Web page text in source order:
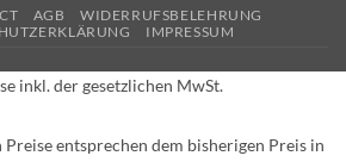
Delivery
AGB
WIDERRUFSBELEHRUNG
IMPRESSUM
inkl. der gesetzlichen MwSt.
entsprechen dem bisherigen Preis in